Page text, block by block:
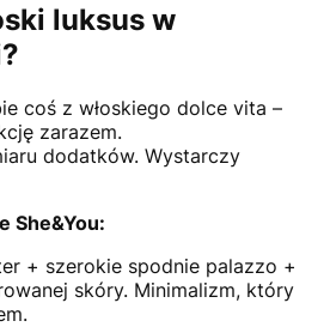
luksus w
coś z włoskiego dolce vita –
zarazem.
dodatków. Wystarczy
She&You:
+ szerokie spodnie palazzo +
skóry. Minimalizm, który